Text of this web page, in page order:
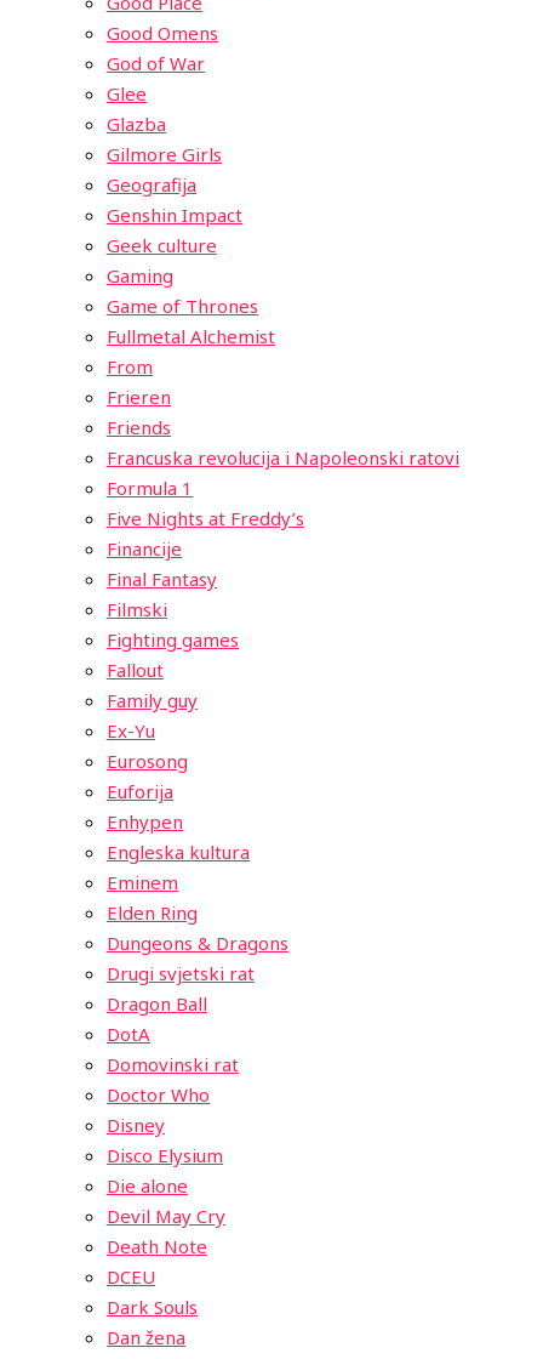
Good Omens
God of War
Glee
Glazba
Gilmore Girls
Geografija
Genshin Impact
Geek culture
Gaming
Game of Thrones
Fullmetal Alchemist
From
Frieren
Friends
Francuska revolucija i Napoleonski ratovi
Formula 1
Five Nights at Freddy’s
Financije
Final Fantasy
Filmski
Fighting games
Fallout
Family guy
Ex-Yu
Eurosong
Euforija
Enhypen
Engleska kultura
Eminem
Elden Ring
Dungeons & Dragons
Drugi svjetski rat
Dragon Ball
DotA
Domovinski rat
Doctor Who
Disney
Disco Elysium
Die alone
Devil May Cry
Death Note
DCEU
Dark Souls
Dan žena